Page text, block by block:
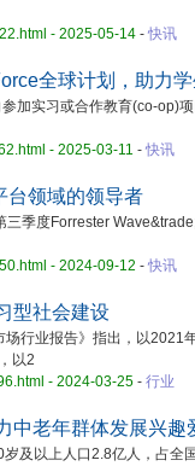
- 2025-05-14 - 快讯
全球计划，助力
加实习或合作教育(co-op)
- 2025-03-11 - 快讯
台领域的领导者
季度Forrester
- 2024-09-12 - 快讯
型社会建设
业报告》指出，以2021
以2
- 2024-03-25 - 行业
中老年群体发展兴趣
以上人口2.8亿人，占全